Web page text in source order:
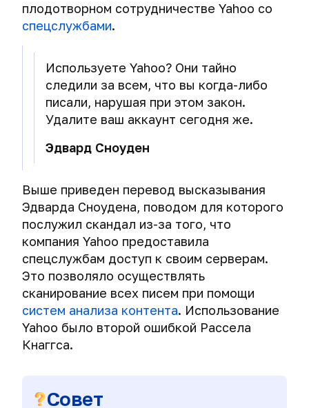
и
аутентификация
данных.
VPN-
провайдеры
логи.
Работа
запросами
правоохранительных
Как
хакеры
спецслужбы
взламывают
VPN
плодотворном сотрудничестве Yahoo со
спецслужбами.
Используете Yahoo? Они тайно
следили за всем, что вы когда-либо
писали, нарушая при этом закон.
Удалите ваш аккаунт сегодня же.
Эдвард Сноуден
Выше приведен перевод высказывания
Эдварда Сноудена, поводом для которого
послужил скандал из-за того, что
компания Yahoo предоставила
спецслужбам доступ к своим серверам.
Это позволяло осуществлять
сканирование всех писем при помощи
систем анализа контента. Использование
Yahoo было второй ошибкой Рассела
Кнаггса.
Совет